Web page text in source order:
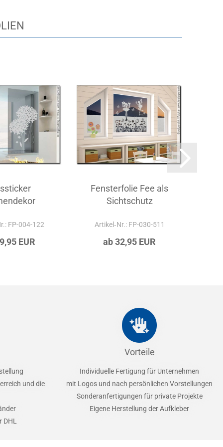
FP-004-122
EUR
Fensterfolie Fee als
Sichtschutz
Artikel‑Nr.: FP-030-511
ab 32,95 EUR
und die
Vorteile
Individuelle Fertigung für Unternehmen
mit Logos und nach persönlichen Vorstellungen
Sonderanfertigungen für private Projekte
Eigene Herstellung der Aufkleber